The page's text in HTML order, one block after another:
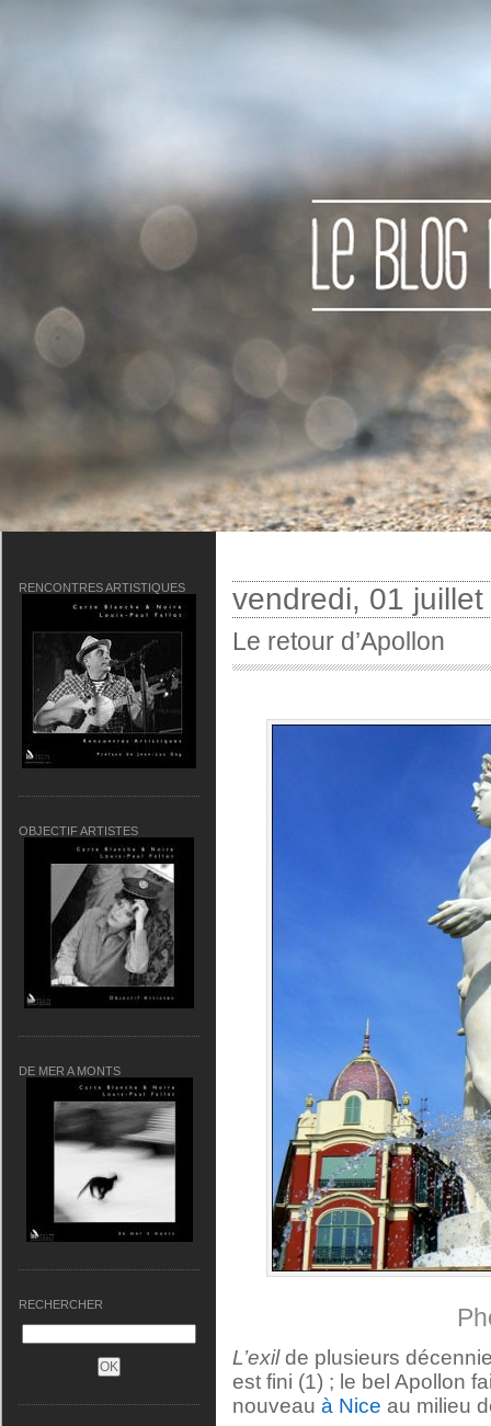
RENCONTRES ARTISTIQUES
OBJECTIF ARTISTES
DE MER A MONTS
RECHERCHER
vendredi, 01 juillet
Le retour d’Apollon
L’exilde plusieurs
est fini (1) ; le bel Apollon
nouveau à Nice au milieu